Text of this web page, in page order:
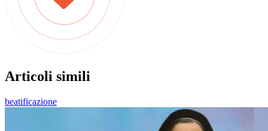
Articoli simili
beatificazione